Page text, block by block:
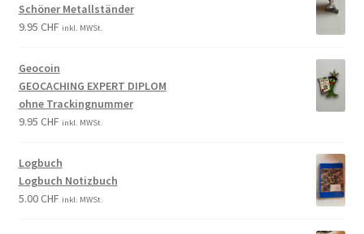
Schöner Metallständer
9.95 CHF inkl. MWSt.
Geocoin
GEOCACHING EXPERT DIPLOM
ohne Trackingnummer
9.95 CHF inkl. MWSt.
Logbuch
Logbuch Notizbuch
5.00CHF inkl. MWSt.